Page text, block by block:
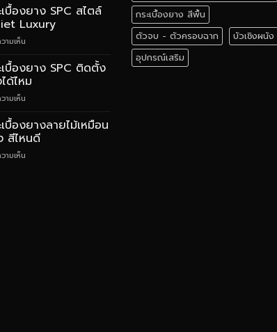
ยาง
กับ
กัน
อย่างไร
เบื้องยาง SPC สไตล์
Luxury
ามเห็น
ยาง
SPC
สไตล์
เบื้องยาง SPC ติดตั้ง
ด้ไหม
ามเห็น
ยาง
SPC
ติด
เบื้องยางลายไม้เหมือน
สีไหนดี
ามเห็น
กระเบื้องยาง สีพื้น
ตัวจบ - ตัวครอบฉาก
บัวเชิงผนัง
อุปกรณ์เสริม